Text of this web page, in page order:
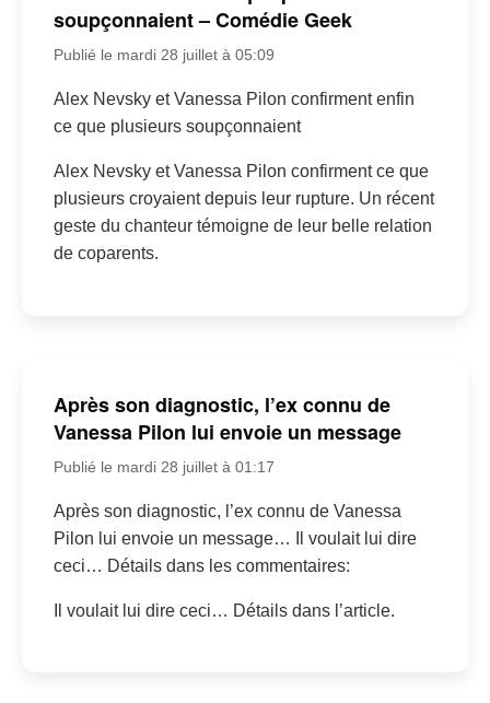
soupçonnaient – Comédie Geek
Publié le mardi 28 juillet à 05:09
Alex Nevsky et Vanessa Pilon confirment enfin
ce que plusieurs soupçonnaient
Alex Nevsky et Vanessa Pilon confirment ce que
plusieurs croyaient depuis leur rupture. Un récent
geste du chanteur témoigne de leur belle relation
de coparents.
Après son diagnostic, l’ex connu de
Vanessa Pilon lui envoie un message
Publié le mardi 28 juillet à 01:17
Après son diagnostic, l’ex connu de Vanessa
Pilon lui envoie un message… Il voulait lui dire
ceci… Détails dans les commentaires:
Il voulait lui dire ceci… Détails dans l’article.